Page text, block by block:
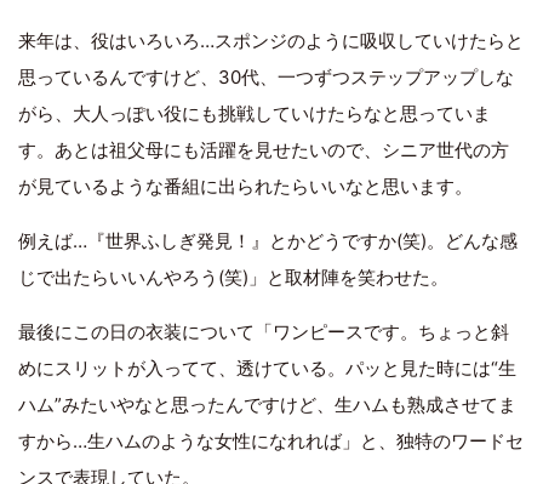
来年は、役はいろいろ…スポンジのように吸収していけたらと
思っているんですけど、30代、一つずつステップアップしな
がら、大人っぽい役にも挑戦していけたらなと思っていま
す。あとは祖父母にも活躍を見せたいので、シニア世代の方
が見ているような番組に出られたらいいなと思います。
例えば…『世界ふしぎ発見！』とかどうですか(笑)。どんな感
じで出たらいいんやろう(笑)」と取材陣を笑わせた。
最後にこの日の衣装について「ワンピースです。ちょっと斜
めにスリットが入ってて、透けている。パッと見た時には“生
ハム”みたいやなと思ったんですけど、生ハムも熟成させてま
すから…生ハムのような女性になれれば」と、独特のワードセ
ンスで表現していた。